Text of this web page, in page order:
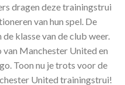
dragen deze trainingstrui
van hun spel. De
klasse van de club weer.
Manchester United en
Toon nu je trots voor de
United trainingstrui!